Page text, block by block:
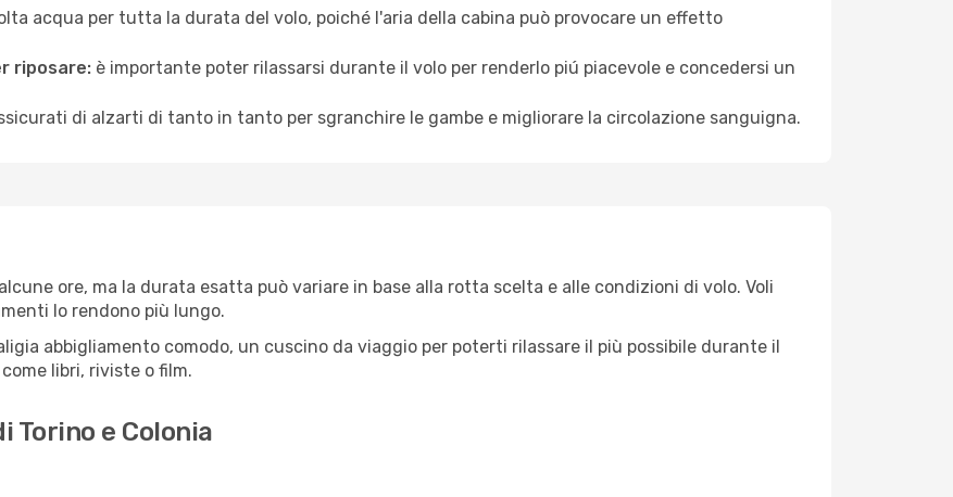
acqua per tutta la durata del volo, poiché l'aria della cabina può provocare un effetto
riposare: è importante poter rilassarsi durante il volo per renderlo piú piacevole e concedersi un
di alzarti di tanto in tanto per sgranchire le gambe e migliorare la circolazione sanguigna.
ore, ma la durata esatta può variare in base alla rotta scelta e alle condizioni di volo. Voli
lo rendono più lungo.
abbigliamento comodo, un cuscino da viaggio per poterti rilassare il più possibile durante il
libri, riviste o film.
e Colonia